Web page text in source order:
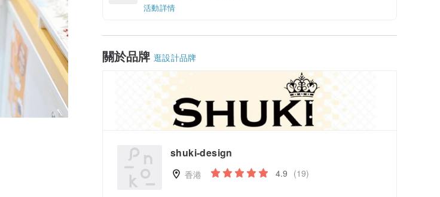
活動詳情
關於品牌 逛設計品牌
shuki-design
香港 4.9 (19)